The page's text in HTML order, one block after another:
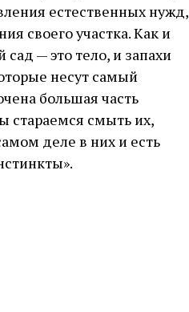
естественных нужд,
своего участка. Как и
— это тело, и запахи
несут самый
большая часть
стараемся смыть их,
деле в них и есть